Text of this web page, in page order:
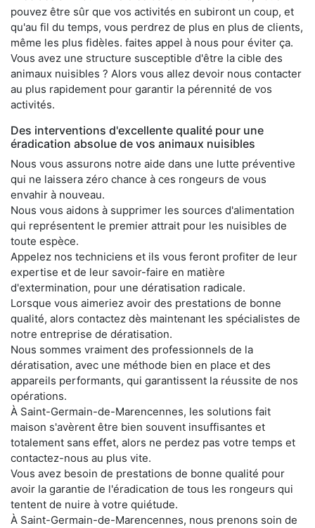
pouvez être sûr que vos activités en subiront un coup, et
qu'au fil du temps, vous perdrez de plus en plus de clients,
même les plus fidèles. faites appel à nous pour éviter ça.
Vous avez une structure susceptible d'être la cible des
animaux nuisibles ? Alors vous allez devoir nous contacter
au plus rapidement pour garantir la pérennité de vos
activités.
Des interventions d'excellente qualité pour une
éradication absolue de vos animaux nuisibles
Nous vous assurons notre aide dans une lutte préventive
qui ne laissera zéro chance à ces rongeurs de vous
envahir à nouveau.
Nous vous aidons à supprimer les sources d'alimentation
qui représentent le premier attrait pour les nuisibles de
toute espèce.
Appelez nos techniciens et ils vous feront profiter de leur
expertise et de leur savoir-faire en matière
d'extermination, pour une dératisation radicale.
Lorsque vous aimeriez avoir des prestations de bonne
qualité, alors contactez dès maintenant les spécialistes de
notre entreprise de dératisation.
Nous sommes vraiment des professionnels de la
dératisation, avec une méthode bien en place et des
appareils performants, qui garantissent la réussite de nos
opérations.
À Saint-Germain-de-Marencennes, les solutions fait
maison s'avèrent être bien souvent insuffisantes et
totalement sans effet, alors ne perdez pas votre temps et
contactez-nous au plus vite.
Vous avez besoin de prestations de bonne qualité pour
avoir la garantie de l'éradication de tous les rongeurs qui
tentent de nuire à votre quiétude.
À Saint-Germain-de-Marencennes, nous prenons soin de